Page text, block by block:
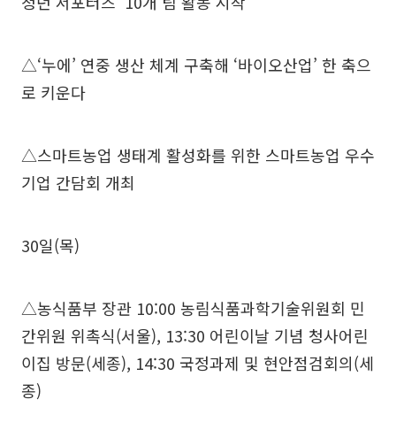
△‘누에’ 연중 생산 체계 구축해 ‘바이오산업’ 한 축으
로 키운다
△스마트농업 생태계 활성화를 위한 스마트농업 우수
기업 간담회 개최
30일(목)
△농식품부 장관 10:00 농림식품과학기술위원회 민
간위원 위촉식(서울), 13:30 어린이날 기념 청사어린
이집 방문(세종), 14:30 국정과제 및 현안점검회의(세
종)